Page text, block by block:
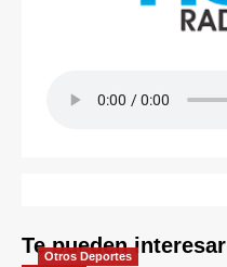
Te pueden interesar
Otros Deportes